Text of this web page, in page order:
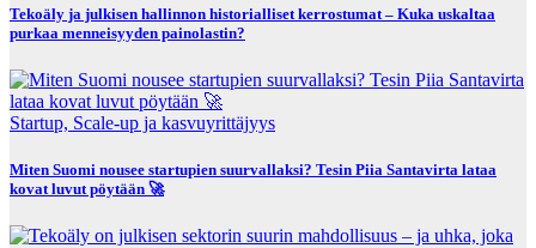
Tekoäly ja julkisen hallinnon historialliset kerrostumat – Kuka uskaltaa
purkaa menneisyyden painolastin?
Startup, Scale-up ja kasvuyrittäjyys
Miten Suomi nousee startupien suurvallaksi? Tesin Piia Santavirta lataa
kovat luvut pöytään 🚀